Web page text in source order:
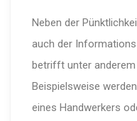
Neben der
auch der
betrifft unter
Beispielsweise
eines Handwerkers